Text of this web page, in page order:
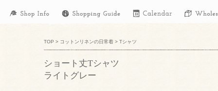
TOP > コットンリネンの日常着 > Tシャツ
ショート丈Tシャツ
ライトグレー